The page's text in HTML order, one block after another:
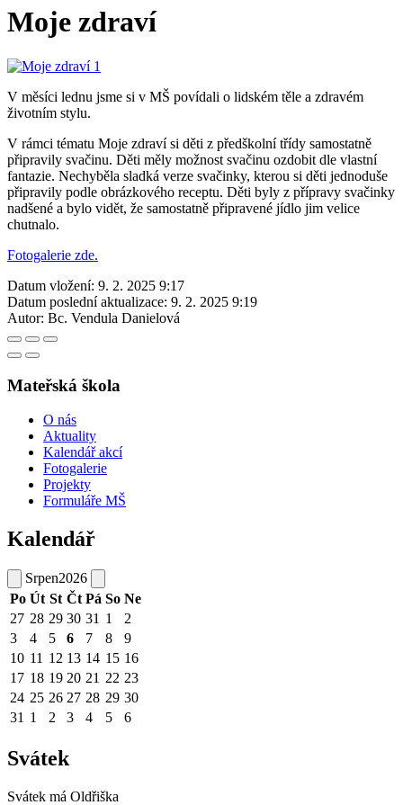
Moje zdraví
V měsíci lednu jsme si v MŠ povídali o lidském těle a zdravém
životním stylu.
V rámci tématu Moje zdraví si děti z předškolní třídy samostatně
připravily svačinu. Děti měly možnost svačinu ozdobit dle vlastní
fantazie. Nechyběla sladká verze svačinky, kterou si děti jednoduše
připravily podle obrázkového receptu. Děti byly z přípravy svačinky
nadšené a bylo vidět, že samostatně připravené jídlo jim velice
chutnalo.
Fotogalerie zde.
Datum vložení: 9. 2. 2025 9:17
Datum poslední aktualizace: 9. 2. 2025 9:19
Autor: Bc. Vendula Danielová
Mateřská škola
O nás
Aktuality
Kalendář akcí
Fotogalerie
Projekty
Formuláře MŠ
Kalendář
Srpen2026
Po Út St Čt Pá So Ne
27 28 29 30 31 1
2
3
4 5 6 7 8
9
10 11 12 13 14 15 16
17 18 19 20 21 22 23
24 25 26 27 28 29 30
31 1 2 3 4 5 6
Svátek
Svátek má Oldřiška